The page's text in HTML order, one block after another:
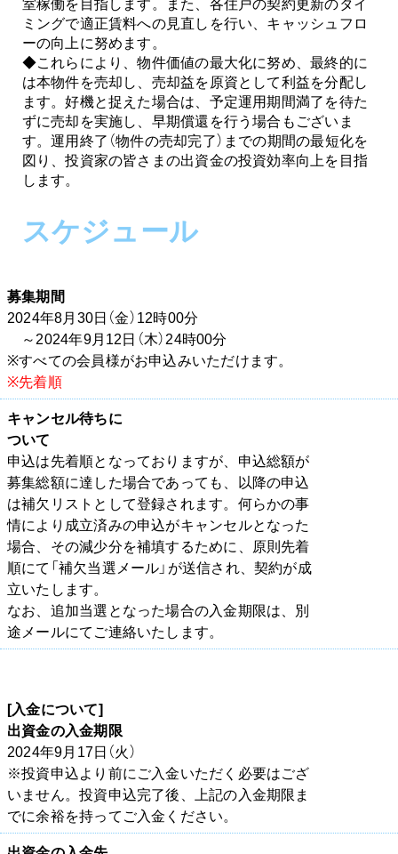
ミングで適正賃料への見直しを行い、キャッシュフロ
ーの向上に努めます。
◆これらにより、物件価値の最大化に努め、最終的に
は本物件を売却し、売却益を原資として利益を分配し
ます。好機と捉えた場合は、予定運用期間満了を待た
ずに売却を実施し、早期償還を行う場合もございま
す。運用終了（物件の売却完了）までの期間の最短化を
図り、投資家の皆さまの出資金の投資効率向上を目指
します。
スケジュール
募集期間
2024年8月30日（金）12時00分
～2024年9月12日（木）24時00分
※すべての会員様がお申込みいただけます。
※先着順
キャンセル待ちに
ついて
申込は先着順となっておりますが、申込総額が
募集総額に達した場合であっても、以降の申込
は補欠リストとして登録されます。何らかの事
情により成立済みの申込がキャンセルとなった
場合、その減少分を補填するために、原則先着
順にて「補欠当選メール」が送信され、契約が成
立いたします。
なお、追加当選となった場合の入金期限は、別
途メールにてご連絡いたします。
[入金について]
出資金の入金期限
2024年9月17日（火）
※投資申込より前にご入金いただく必要はござ
いません。投資申込完了後、上記の入金期限ま
でに余裕を持ってご入金ください。